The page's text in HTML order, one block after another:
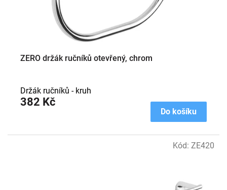
ZERO držák ručníků otevřený, chrom
382 Kč
Do košíku
Držák ručníků - kruh
Kód: ZE420